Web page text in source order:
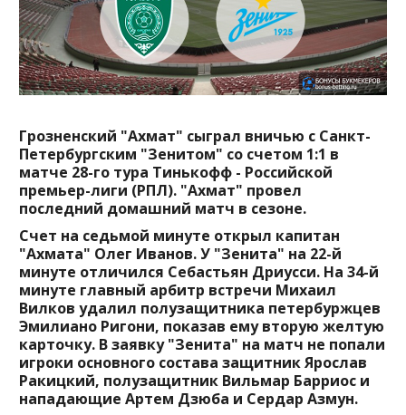
Грозненский "Ахмат" сыграл вничью с Санкт-
Петербургским "Зенитом" со счетом 1:1 в
матче 28-го тура Тинькофф - Российской
премьер-лиги (РПЛ). "Ахмат" провел
последний домашний матч в сезоне.
Счет на седьмой минуте открыл капитан
"Ахмата" Олег Иванов. У "Зенита" на 22-й
минуте отличился Себастьян Дриусси. На 34-й
минуте главный арбитр встречи Михаил
Вилков удалил полузащитника петербуржцев
Эмилиано Ригони, показав ему вторую желтую
карточку. В заявку "Зенита" на матч не попали
игроки основного состава защитник Ярослав
Ракицкий, полузащитник Вильмар Барриос и
нападающие Артем Дзюба и Сердар Азмун.